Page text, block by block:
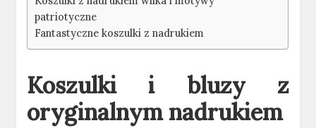
patriotyczne
Fantastyczne koszulki z nadrukiem
Koszulki i bluzy z
oryginalnym nadrukiem